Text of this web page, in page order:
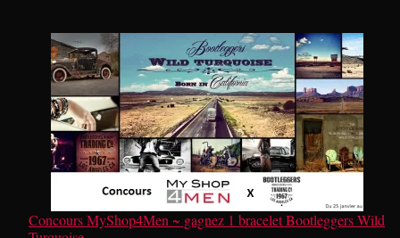
Concours MyShop4Men ~ gagnez 1 bracelet Bootleggers Wild